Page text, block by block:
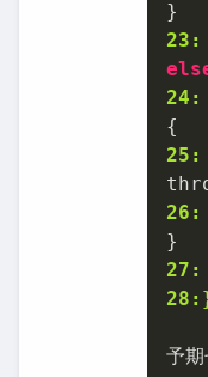
23:
24:
25:
26:
予